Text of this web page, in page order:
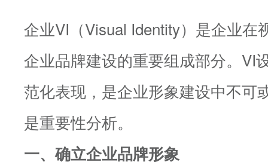
企业VI（Visual Identity）是企业在
企业品牌建设的重要组成部分。VI
范化表现，是企业形象建设中不可
是重要性分析。
一、确立企业品牌形象